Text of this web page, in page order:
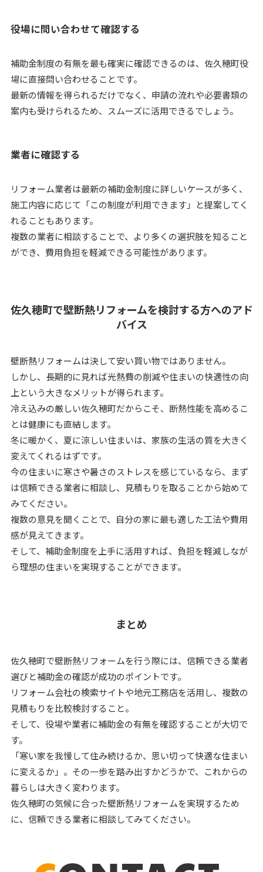
役場に問い合わせて確認する
補助金制度の有無を最も確実に確認できるのは、佐久穂町役
場に直接問い合わせることです。
最新の情報を得られるだけでなく、申請の流れや必要書類の
案内も受けられるため、スムーズに活用できるでしょう。
業者に確認する
リフォーム業者は最新の補助金制度に詳しいケースが多く、
施工内容に応じて「この制度が利用できます」と提案してく
れることもあります。
複数の業者に相談することで、より多くの選択肢を知ること
ができ、費用負担を軽減できる可能性があります。
佐久穂町で壁断熱リフォームを検討する方へのアド
バイス
壁断熱リフォームは決して安い買い物ではありません。
しかし、長期的に見れば光熱費の削減や住まいの快適性の向
上という大きなメリットが得られます。
冷え込みの厳しい佐久穂町だからこそ、断熱性能を高めるこ
とは健康にも直結します。
冬に暖かく、夏に涼しい住まいは、家族の生活の質を大きく
変えてくれるはずです。
今の住まいに寒さや暑さのストレスを感じているなら、まず
は信頼できる業者に相談し、見積もりを取ることから始めて
みてください。
複数の意見を聞くことで、自分の家に最も適した工法や費用
感が見えてきます。
そして、補助金制度を上手に活用すれば、負担を軽減しなが
ら理想の住まいを実現することができます。
まとめ
佐久穂町で壁断熱リフォームを行う際には、信頼できる業者
選びと補助金の確認が成功のポイントです。
リフォーム会社の検索サイトや地元工務店を活用し、複数の
見積もりを比較検討すること。
そして、役場や業者に補助金の有無を確認することが大切で
す。
「寒い家を我慢して住み続けるか、思い切って快適な住まい
に変えるか」。その一歩を踏み出すかどうかで、これからの
暮らしは大きく変わります。
佐久穂町の気候に合った壁断熱リフォームを実現するため
に、信頼できる業者に相談してみてください。